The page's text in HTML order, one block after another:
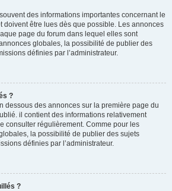
des informations importantes concernant le
doivent être lues dès que possible. Les annonces
page du forum dans lequel elles sont
globales, la possibilité de publier des
définies par l’administrateur.
?
dessous des annonces sur la première page du
il contient des informations relativement
consulter régulièrement. Comme pour les
la possibilité de publier des sujets
définies par l’administrateur.
?